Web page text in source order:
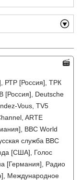
РТР [Россия], ТРК
[Россия], Deutsche
Vous, TV5
ARTE
BBC World
служба BBC
[США], Голос
[Германия], Радио
Международное